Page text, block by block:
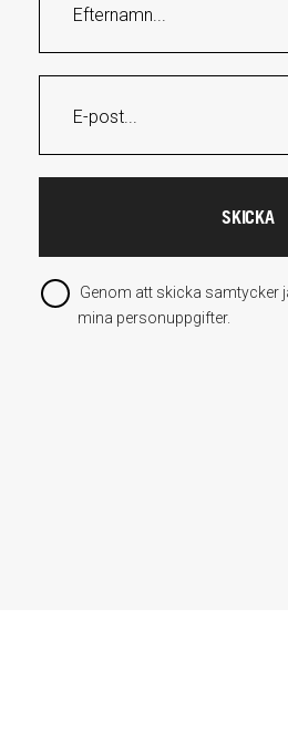
Genom att skicka samtycker
mina personuppgifter.